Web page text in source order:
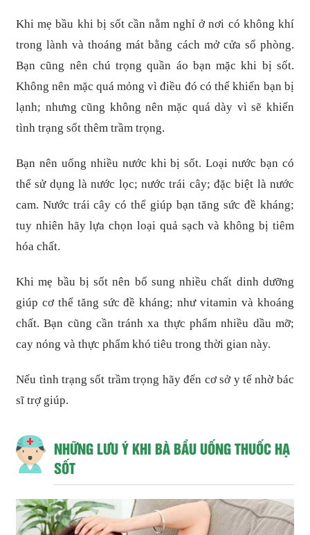
Khi mẹ bầu khi bị sốt cần nằm nghỉ ở nơi có không khí
trong lành và thoáng mát bằng cách mở cửa sổ phòng.
Bạn cũng nên chú trọng quần áo bạn mặc khi bị sốt.
Không nên mặc quá mỏng vì điều đó có thể khiến bạn bị
lạnh; nhưng cũng không nên mặc quá dày vì sẽ khiến
tình trạng sốt thêm trầm trọng.
Bạn nên uống nhiều nước khi bị sốt. Loại nước bạn có
thể sử dụng là nước lọc; nước trái cây; đặc biệt là nước
cam. Nước trái cây có thể giúp bạn tăng sức đề kháng;
tuy nhiên hãy lựa chọn loại quả sạch và không bị tiêm
hóa chất.
Khi mẹ bầu bị sốt nên bổ sung nhiều chất dinh dưỡng
giúp cơ thể tăng sức đề kháng; như vitamin và khoáng
chất. Bạn cũng cần tránh xa thực phẩm nhiều dầu mỡ;
cay nóng và thực phẩm khó tiêu trong thời gian này.
Nếu tình trạng sốt trầm trọng hãy đến cơ sở y tế nhờ bác
sĩ trợ giúp.
NHỮNG LƯU Ý KHI BÀ BẦU UỐNG THUỐC HẠ
SỐT